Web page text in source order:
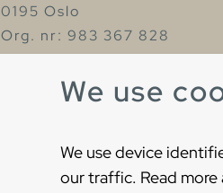
We use
We use device
our traffic. Read
0195 Oslo
Org. nr: 983 367 828
Tel: +47 67 97 82 50